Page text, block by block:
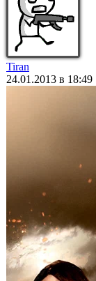
Tiran
24.01.2013 в 18:49